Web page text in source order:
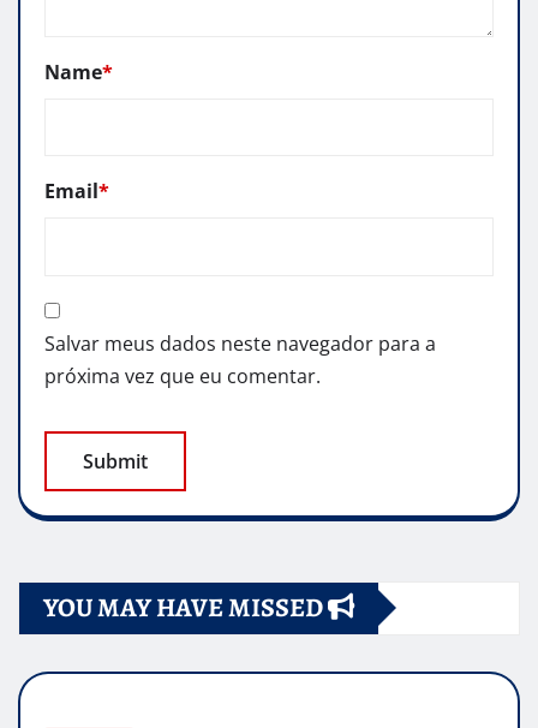
Name*
Email*
Salvar meus dados neste navegador para a
próxima vez que eu comentar.
YOU MAY HAVE MISSED